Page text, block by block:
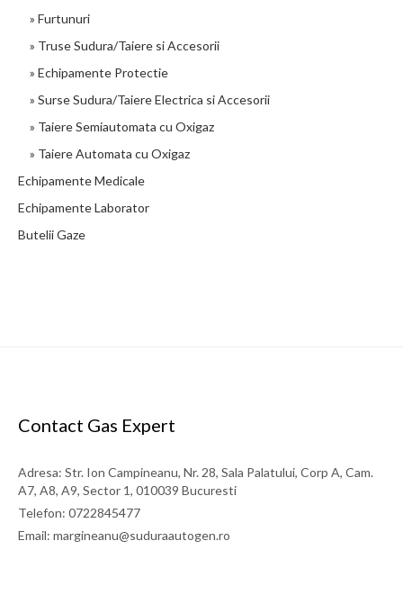
Cleste de masa GCE Eco-Mas 150
Cleme de masa destinate pentru utilizare semi-profesionala,
pentru utilizare generala, cu aparate de sudura mici
cablului direct la punctul de contact. STANDARD: EN 60974-13
Cod Denumire Cantitate WP21038 Eco-mas 150 1 WP21039
Eco-mas 200 1 DATE TEHNICE Eco-mas 150 Eco-mas 200
250 A A 60% 150 A 200 A Cabluri (mm2): 16 – 25 25 – 35
» Furtunuri
» Truse Sudura/Taiere si Accesorii
» Echipamente Protectie
» Surse Sudura/Taiere Electrica si Accesorii
» Taiere Semiautomata cu Oxigaz
» Taiere Automata cu Oxigaz
Echipamente Medicale
Echipamente Laborator
Butelii Gaze
Contact Gas Expert
Adresa: Str. Ion Campineanu, Nr. 28, Sala Palatului, Corp A, Cam.
A7, A8, A9, Sector 1, 010039 Bucuresti
Telefon: 0722845477
Email: margineanu@suduraautogen.ro